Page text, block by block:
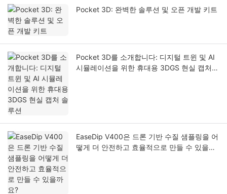
Pocket 3D: 완벽한 솔루션 및 오픈 개발 키트
Pocket 3D를 소개합니다: 디지털 트윈 및 AI
시뮬레이션을 위한 휴대용 3DGS 현실 캡처
EaseDip V400은 드론 기반 수질 샘플링을 어
떻게 더 안전하고 효율적으로 만들 수 있을까